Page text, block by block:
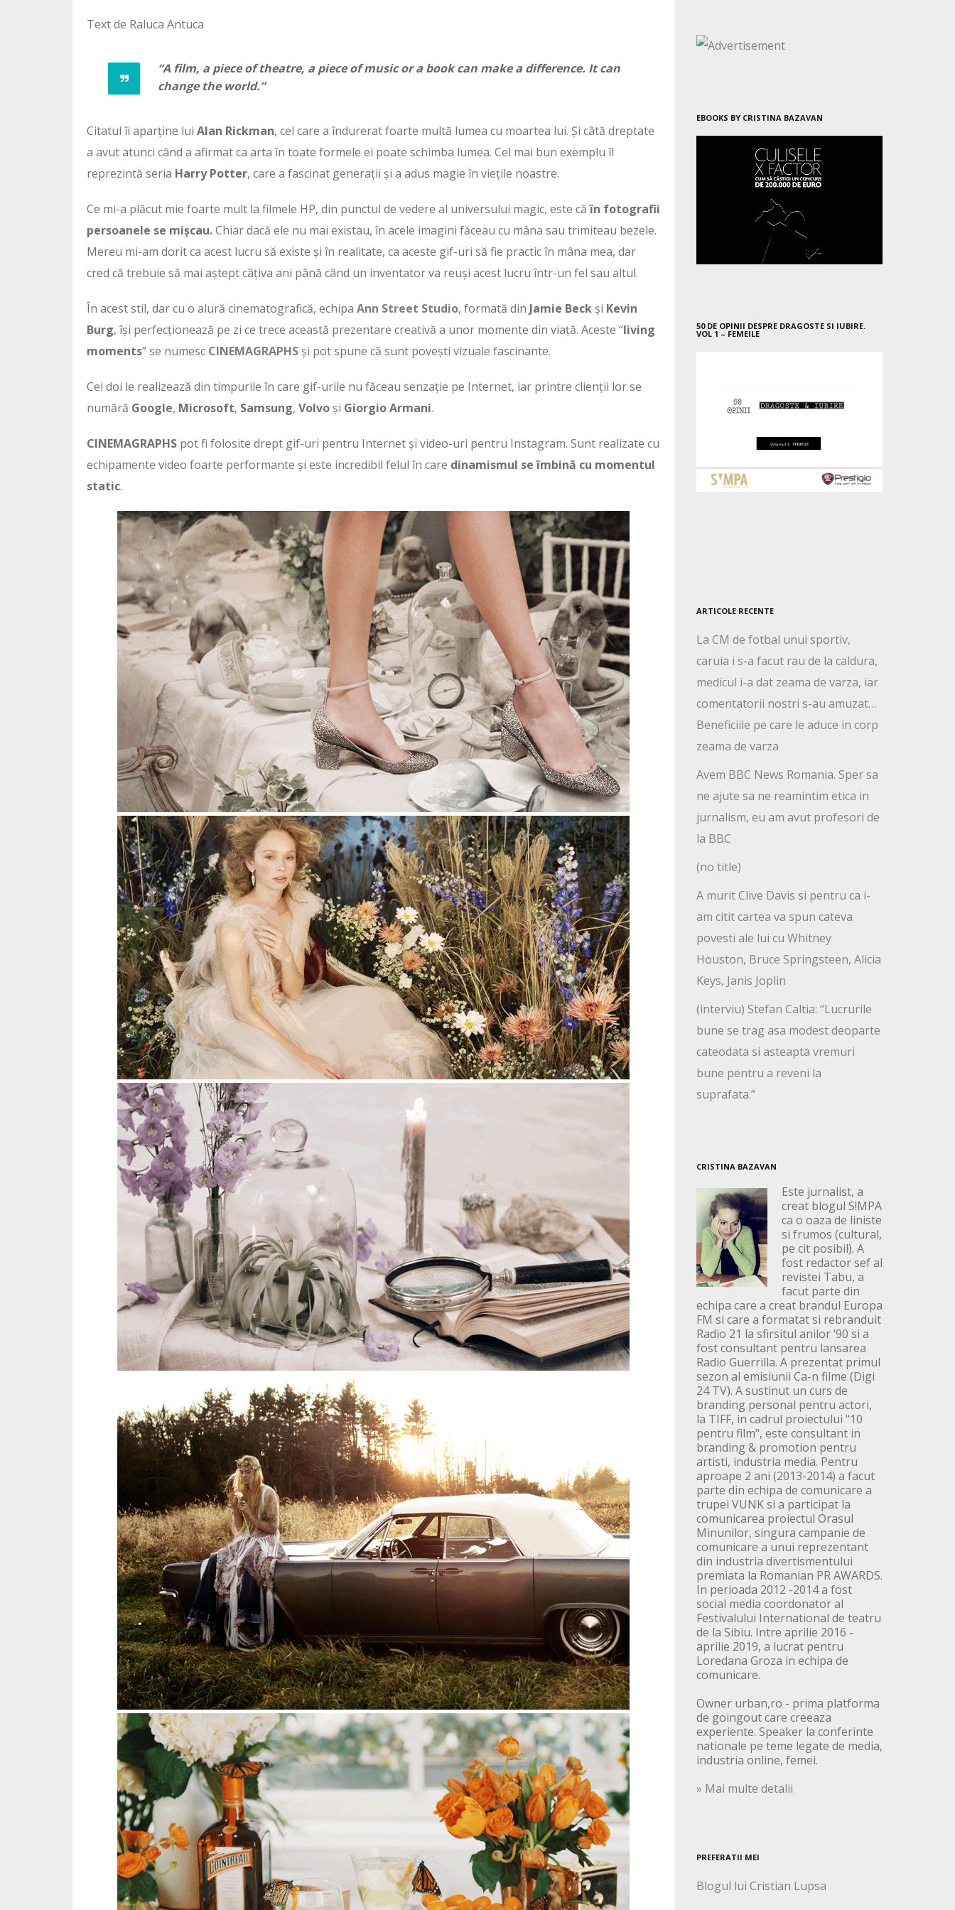
Text de Raluca Antuca
“A film, a piece of theatre, a piece of music or a book can make a difference. It can
change the world.”
Citatul îi aparține lui Alan Rickman, cel care a îndurerat foarte multă lumea cu moartea lui. Și câtă dreptate
a avut atunci când a afirmat ca arta în toate formele ei poate schimba lumea. Cel mai bun exemplu îl
reprezintă seria Harry Potter, care a fascinat generații și a adus magie în viețile noastre.
Ce mi-a plăcut mie foarte mult la filmele HP, din punctul de vedere al universului magic, este căîn fotografii
persoanele se mișcau.Chiar dacă ele nu mai existau, în acele imagini făceau cu mâna sau trimiteau bezele.
Mereu mi-am dorit ca acest lucru să existe și în realitate, ca aceste gif-uri să fie practic în mâna mea, dar
cred că trebuie să mai aștept câțiva ani până când un inventator va reuși acest lucru într-un fel sau altul.
În acest stil, dar cu o alură cinematografică, echipa Ann Street Studio, formată din Jamie Beck și Kevin
Burg, își perfecționează pe zi ce trece această prezentare creativă a unor momente din viață. Aceste “living
moments” se numesc CINEMAGRAPHS și pot spune că sunt povești vizuale fascinante.
Cei doi le realizează din timpurile în care gif-urile nu făceau senzație pe Internet, iar printre clienții lor se
numără Google, Microsoft, Samsung, Volvo și Giorgio Armani.
CINEMAGRAPHS pot fi folosite drept gif-uri pentru Internet și video-uri pentru Instagram. Sunt realizate cu
echipamente video foarte performante și este incredibil felul în care dinamismul se îmbină cu momentul
static.
EBOOKS BY CRISTINA BAZAVAN
50 DE OPINII DESPRE DRAGOSTE SI IUBIRE.
VOL 1 – FEMEILE
ARTICOLE RECENTE
La CM de fotbal unui sportiv,
caruia i s-a facut rau de la caldura,
medicul i-a dat zeama de varza, iar
comentatorii nostri s-au amuzat…
Beneficiile pe care le aduce in corp
zeama de varza
Avem BBC News Romania. Sper sa
ne ajute sa ne reamintim etica in
jurnalism, eu am avut profesori de
la BBC
(no title)
A murit Clive Davis si pentru ca i-
am citit cartea va spun cateva
povesti ale lui cu Whitney
Houston, Bruce Springsteen, Alicia
Keys, Janis Joplin
(interviu) Stefan Caltia: “Lucrurile
bune se trag asa modest deoparte
cateodata si asteapta vremuri
bune pentru a reveni la
suprafata.”
CRISTINA BAZAVAN
Este jurnalist, a
creat blogul S!MPA
ca o oaza de liniste
si frumos (cultural,
pe cit posibil). A
fost redactor sef al
revistei Tabu, a
facut parte din
echipa care a creat brandul Europa
FM si care a formatat si rebranduit
Radio 21 la sfirsitul anilor ‘90 si a
fost consultant pentru lansarea
Radio Guerrilla. A prezentat primul
sezon al emisiunii Ca-n filme (Digi
24 TV). A sustinut un curs de
branding personal pentru actori,
la TIFF, in cadrul proiectului "10
pentru film", este consultant in
branding & promotion pentru
artisti, industria media. Pentru
aproape 2 ani (2013-2014) a facut
parte din echipa de comunicare a
trupei VUNK si a participat la
comunicarea proiectul Orasul
Minunilor, singura campanie de
comunicare a unui reprezentant
din industria divertismentului
premiata la Romanian PR AWARDS.
In perioada 2012 -2014 a fost
social media coordonator al
Festivalului International de teatru
de la Sibiu. Intre aprilie 2016 -
aprilie 2019, a lucrat pentru
Loredana Groza in echipa de
comunicare.
Owner urban,ro - prima platforma
de goingout care creeaza
experiente. Speaker la conferinte
nationale pe teme legate de media,
industria online, femei.
» Mai multe detalii
PREFERATII MEI
Blogul lui Cristian Lupsa